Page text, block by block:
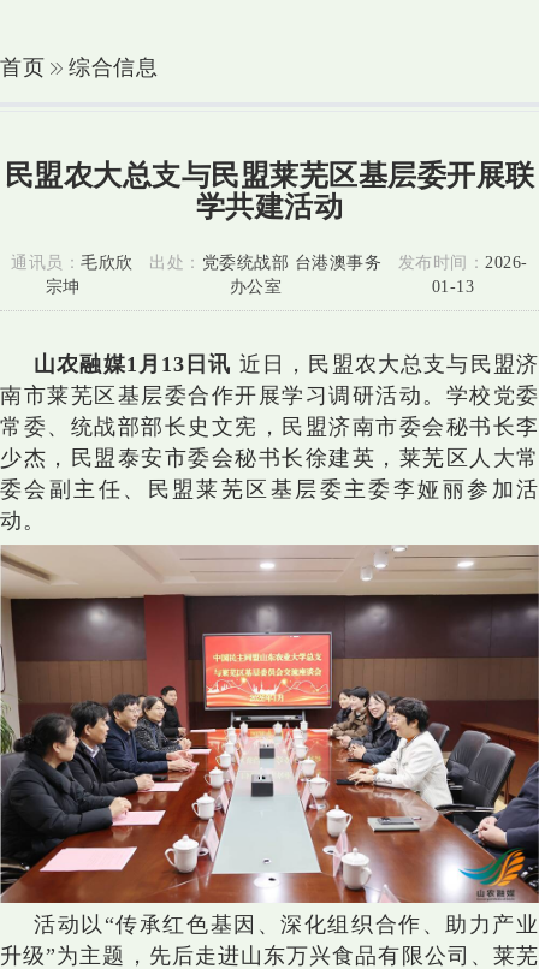
首页 综合信息
民盟农大总支与民盟莱芜区基层委开展联
学共建活动
通讯员：毛欣欣
宗坤
出处： 党委统战部 台港澳事务
办公室
发布时间： 2026-
01-13
山农融媒1月13日讯 近日，民盟农大总支与民盟济
南市莱芜区基层委合作开展学习调研活动。学校党委
常委、统战部部长史文宪，民盟济南市委会秘书长李
少杰，民盟泰安市委会秘书长徐建英，莱芜区人大常
委会副主任、民盟莱芜区基层委主委李娅丽参加活
动。
活动以“传承红色基因、深化组织合作、助力产业
升级”为主题，先后走进山东万兴食品有限公司、莱芜